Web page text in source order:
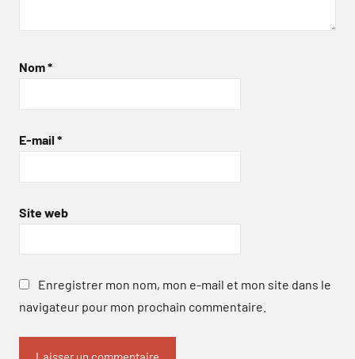
Nom*
E-mail *
Site web
Enregistrer mon nom, mon e-mail et mon site dans le
navigateur pour mon prochain commentaire.